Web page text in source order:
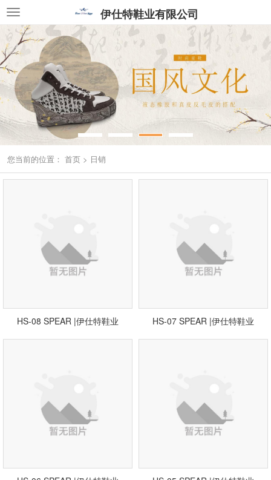
伊仕特鞋业有限公司
您当前的位置： 首页 > 日销
HS-08 SPEAR |伊仕特鞋业 HS-07 SPEAR |伊仕特鞋业